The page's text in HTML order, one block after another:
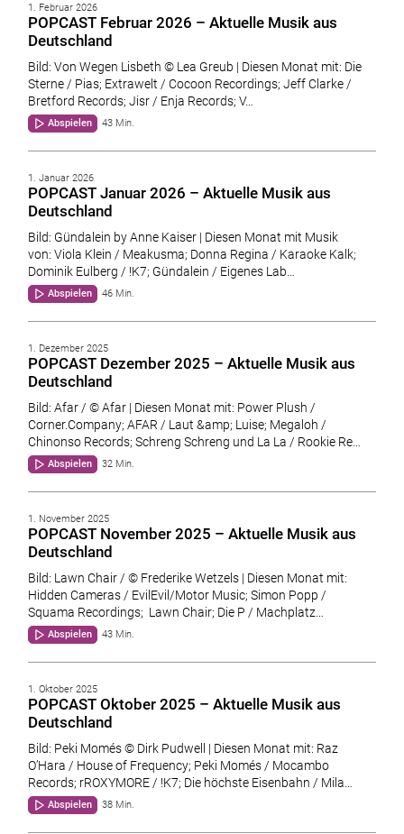
1. Februar 2026
POPCAST Februar 2026 – Aktuelle Musik aus
Deutschland
Bild: Von Wegen Lisbeth © Lea Greub | Diesen Monat mit: Die
Sterne / Pias; Extrawelt / Cocoon Recordings; Jeff Clarke /
Bretford Records; Jisr / Enja Records; V…
Abspielen 43 Min.
1. Januar 2026
POPCAST Januar 2026 – Aktuelle Musik aus
Deutschland
Bild: Gündalein by Anne Kaiser | Diesen Monat mit Musik
von: Viola Klein / Meakusma; Donna Regina / Karaoke Kalk;
Dominik Eulberg / !K7; Gündalein / Eigenes Lab…
Abspielen 46 Min.
1. Dezember 2025
POPCAST Dezember 2025 – Aktuelle Musik aus
Deutschland
Bild: Afar / © Afar | Diesen Monat mit: Power Plush /
Corner.Company; AFAR / Laut &amp; Luise; Megaloh /
Chinonso Records; Schreng Schreng und La La / Rookie Re…
Abspielen 32 Min.
1. November 2025
POPCAST November 2025 – Aktuelle Musik aus
Deutschland
Bild: Lawn Chair / © Frederike Wetzels | Diesen Monat mit:
Hidden Cameras / EvilEvil/Motor Music; Simon Popp /
Squama Recordings; Lawn Chair; Die P / Machplatz…
Abspielen 43 Min.
1. Oktober 2025
POPCAST Oktober 2025 – Aktuelle Musik aus
Deutschland
Bild: Peki Momés © Dirk Pudwell | Diesen Monat mit: Raz
O’Hara / House of Frequency; Peki Momés / Mocambo
Records; rROXYMORE / !K7; Die höchste Eisenbahn / Mila…
Abspielen 38 Min.